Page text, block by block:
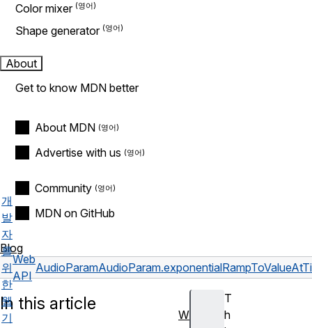
Color mixer
Shape generator
About
Get to know MDN better
About MDN
Advertise with us
Community
MDN on GitHub
Blog
개
발
자
를
위
한
웹
기
Web
API
AudioParam
T
h
In this article
W